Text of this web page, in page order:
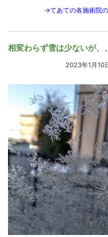
→てあての各施術院
相変わらず雪は少ないが、
2023年1月10